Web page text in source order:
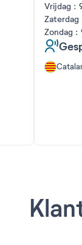
Vrijdag :
Zondag